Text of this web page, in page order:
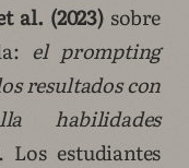
al. (2023)sobre
el prompting
resultados con
habilidades
Los estudiantes